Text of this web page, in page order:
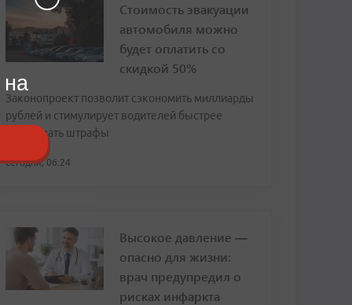
Стоимость эвакуации
автомобиля можно
будет оплатить со
скидкой 50%
Законопроект позволит сэкономить миллиарды
рублей и стимулирует водителей быстрее
оплачивать штрафы
сегодня, 06:24
Высокое давление —
опасно для жизни:
врач предупредил о
рисках инфаркта